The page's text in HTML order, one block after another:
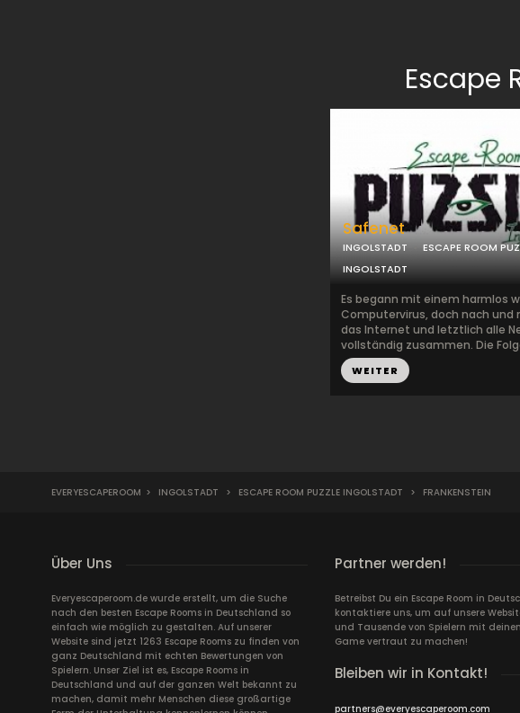
Escape
Safenet
INGOLSTADT
ESCAPE ROOM
INGOLSTADT
Es begann mit einem harmlos
Computervirus, doch nach und
das Internet und letztlich alle
vollständig zusammen. Die
WEITER
EVERYESCAPEROOM > INGOLSTADT > ESCAPE ROOM PUZZLE INGOLSTADT > FRANKENSTEIN
Über Uns
Everyescaperoom.de wurde erstellt, um die Suche
nach den besten Escape Rooms in Deutschland so
einfach wie möglich zu gestalten. Auf unserer
Website sind jetzt 1263 Escape Rooms zu finden von
ganz Deutschland mit echten Bewertungen von
Spielern. Unser Ziel ist es, Escape Rooms in
Deutschland und auf der ganzen Welt bekannt zu
machen, damit mehr Menschen diese großartige
Partner werden!
Betreibst Du ein Escape Room in
kontaktiere uns, um auf unsere
und Tausende von Spielern mit
Game vertraut zu machen!
Bleiben wir in Kontakt!
partners@everyescaperoom.com